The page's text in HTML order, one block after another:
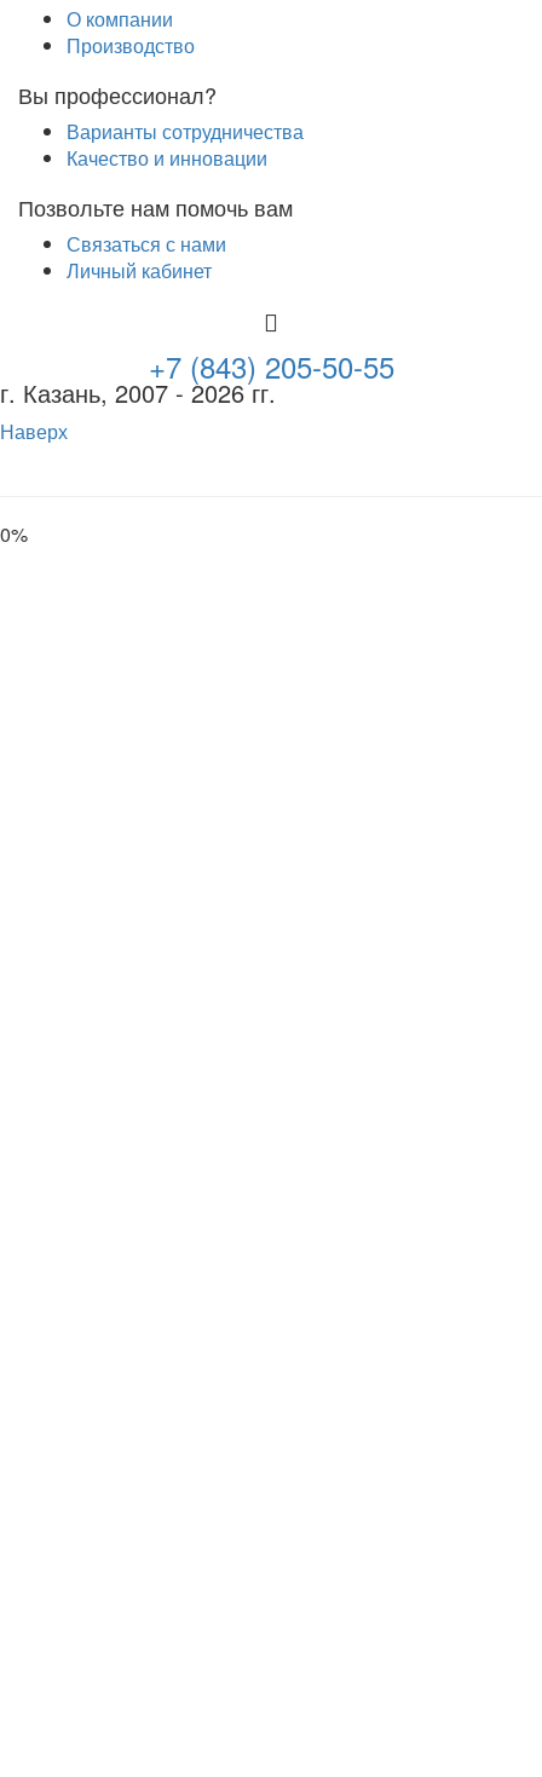
О компании
Производство
Вы профессионал?
Варианты сотрудничества
Качество и инновации
Позвольте нам помочь вам
Связаться с нами
Личный кабинет
+7 (843) 205-50-55
г. Казань, 2007 - 2026 гг.
Наверх
0%